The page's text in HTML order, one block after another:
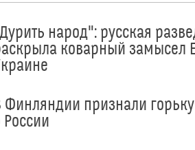
народ": русская
коварный замысел
Финляндии признали
России